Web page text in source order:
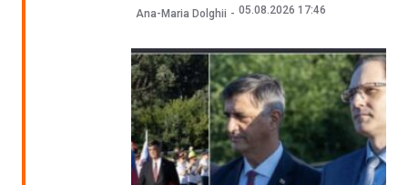
Ana-Maria Dolghii 05.08.2026 17:46